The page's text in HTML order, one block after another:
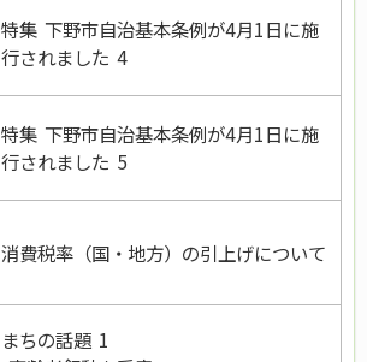
特集 下野市自治基本条例が4月1日に施
行されました 4
特集 下野市自治基本条例が4月1日に施
行されました 5
消費税率（国・地方）の引上げについて
まちの話題 1